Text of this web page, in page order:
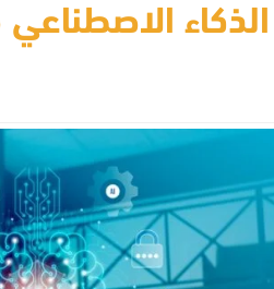
الاصطناعي